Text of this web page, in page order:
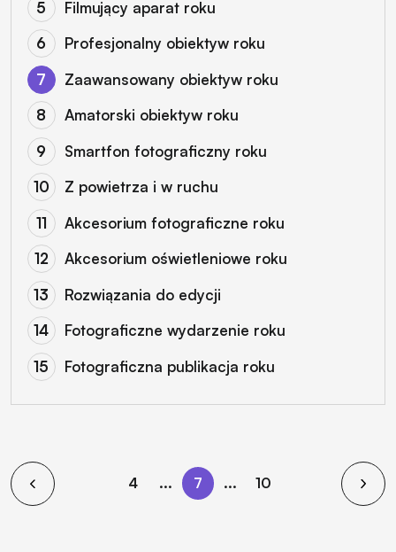
Filmujący aparat roku
Profesjonalny obiektyw roku
Zaawansowany obiektyw roku
Amatorski obiektyw roku
Smartfon fotograficzny roku
Z powietrza i w ruchu
Akcesorium fotograficzne roku
Akcesorium oświetleniowe roku
Rozwiązania do edycji
Fotograficzne wydarzenie roku
Fotograficzna publikacja roku
4 ... 7 ... 10